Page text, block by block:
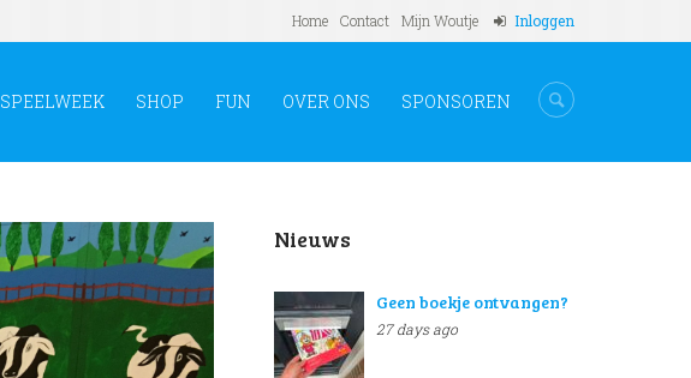
Home Contact Mijn Woutje Inloggen
SPEELWEEK SHOP FUN OVER ONS SPONSOREN
Nieuws
Geen boekje ontvangen?
27 days ago